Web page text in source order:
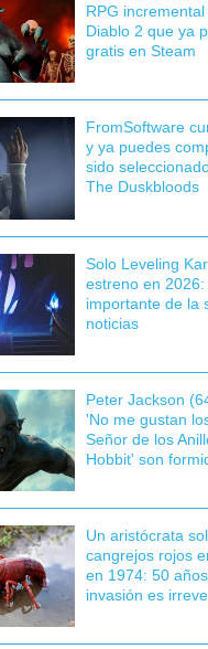
RPG
Diablo 2 que ya
gratis en Steam
FromSoftware
y ya puedes
sido
The Duskbloods
Solo Leveling
estreno en
importante de la
noticias
Peter Jackson
'No me gustan
Señor de los
Hobbit' son
Un aristócrata
cangrejos rojos
en 1974: 50
invasión es